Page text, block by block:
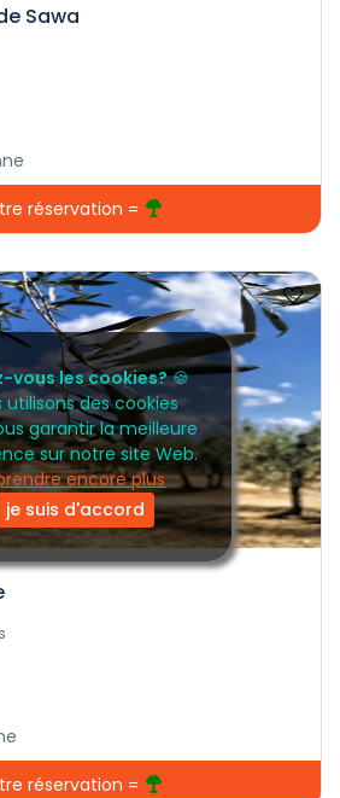
vous les cookies?🍪
utilisons des cookies
garantir la meilleure
sur notre site Web.
encore plus
je suis d'accord
Sawa
réservation =
réservation =